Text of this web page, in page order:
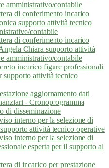
amministrativo/contabile
di conferimento incarico
supporto attività tecnico
contabile
di conferimento incarico
Chiara supporto attività
amministrativo/contabile
incarico figure professionali
supporto attività tecnico
aggiornamento dati
- Cronoprogramma
di disseminazione
interno per la selezione di
attività tecnico operative
interno per la selezione di
esperta per il supporto al
di incarico per prestazione